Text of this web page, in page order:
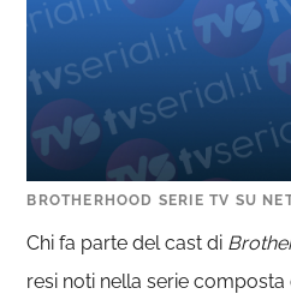
BROTHERHOOD SERIE TV SU
Chi fa parte del cast di
resi noti nella serie